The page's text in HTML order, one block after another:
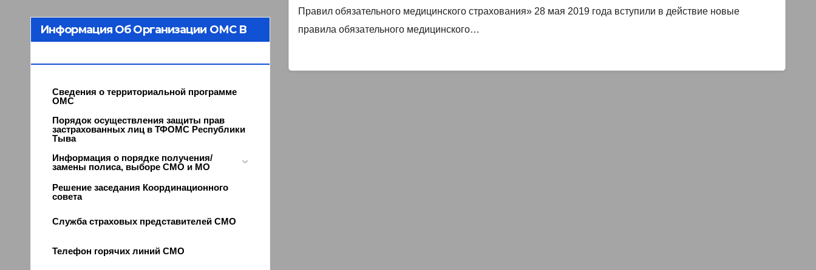
Информация Об Организации ОМС В
Сведения о территориальной программе
ОМС
Порядок осуществления защиты прав
застрахованных лиц в ТФОМС Республики
Тыва
Информация о порядке получения/
замены полиса, выборе СМО и МО
Решение заседания Координационного
совета
Служба страховых представителей СМО
Телефон горячих линий СМО
Правил обязательного медицинского страхования» 28 мая 2019 года вступили в действие новые
правила обязательного медицинского…